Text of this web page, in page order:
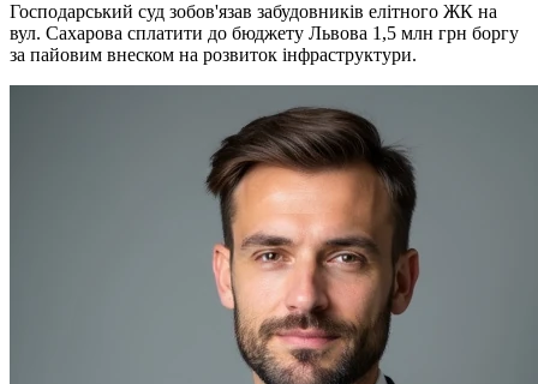
Господарський суд зобов'язав забудовників елітного ЖК на
вул. Сахарова сплатити до бюджету Львова 1,5 млн грн боргу
за пайовим внеском на розвиток інфраструктури.